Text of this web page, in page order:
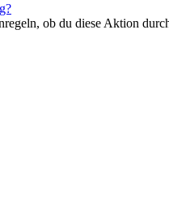
ob du diese Aktion